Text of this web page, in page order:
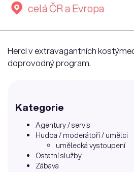
celá ČR a Evropa
Herci v extravagantních
doprovodný program.
Kategorie
Agentury / servis
Hudba / moderátoři / umělci
umělecká vystoupení
Ostatní služby
Zábava